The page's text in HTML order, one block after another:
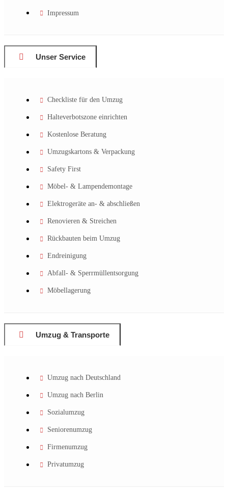
Impressum
Unser Service
Checkliste für den Umzug
Halteverbotszone einrichten
Kostenlose Beratung
Umzugskartons & Verpackung
Safety First
Möbel- & Lampendemontage
Elektrogeräte an- & abschließen
Renovieren & Streichen
Rückbauten beim Umzug
Endreinigung
Abfall- & Sperrmüllentsorgung
Möbellagerung
Umzug & Transporte
Umzug nach Deutschland
Umzug nach Berlin
Sozialumzug
Seniorenumzug
Firmenumzug
Privatumzug